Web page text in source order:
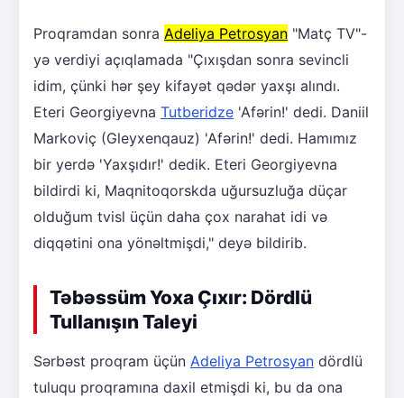
Proqramdan sonra Adeliya Petrosyan "Matç TV"-
yə verdiyi açıqlamada "Çıxışdan sonra sevincli
idim, çünki hər şey kifayət qədər yaxşı alındı.
Eteri Georgiyevna Tutberidze 'Afərin!' dedi. Daniil
Markoviç (Gleyxenqauz) 'Afərin!' dedi. Hamımız
bir yerdə 'Yaxşıdır!' dedik. Eteri Georgiyevna
bildirdi ki, Maqnitoqorskda uğursuzluğa düçar
olduğum tvisl üçün daha çox narahat idi və
diqqətini ona yönəltmişdi," deyə bildirib.
Təbəssüm Yoxa Çıxır: Dördlü
Tullanışın Taleyi
Sərbəst proqram üçün Adeliya Petrosyan dördlü
tuluqu proqramına daxil etmişdi ki, bu da ona